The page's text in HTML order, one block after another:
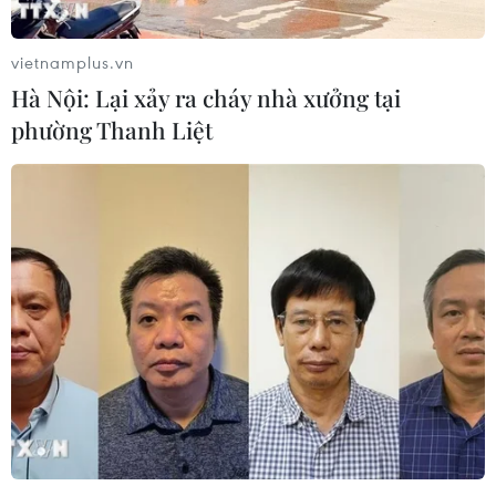
Chó "không gây dị ứng" - bước tiến
mới của công nghệ chỉnh sửa gene
06/08/2026 13:42
Thái Lan-Myanmar thúc đẩy hợp tác
Đến năm 2030, Việt Nam làm chủ ít
nhất 4 công nghệ chiến lược
06/08/2026 12:58
Mảnh vỡ tên lửa SpaceX va chạm Mặt
vietnamplus.vn
Hà Nội: Lại xảy ra cháy nhà xưởng tại
phường Thanh Liệt